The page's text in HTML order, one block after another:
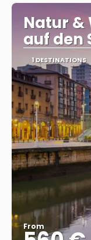
Natur &
auf den
1 DESTINATIONS
From